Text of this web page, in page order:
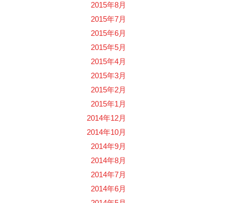
2015年8月
2015年7月
2015年6月
2015年5月
2015年4月
2015年3月
2015年2月
2015年1月
2014年12月
2014年10月
2014年9月
2014年8月
2014年7月
2014年6月